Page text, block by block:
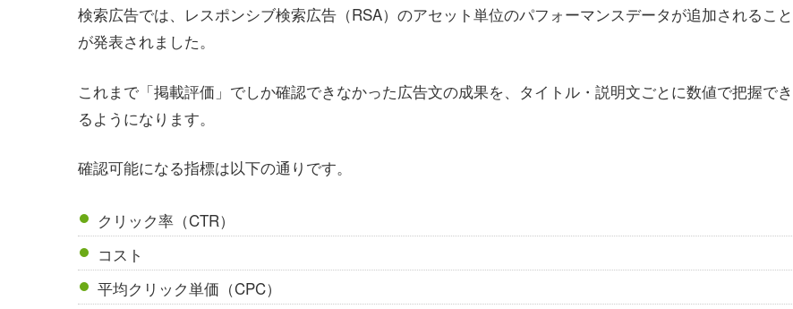
検索広告では、レスポンシブ検索広告（RSA）のアセット単位のパフォーマンスデータが追加されること
が発表されました。
これまで「掲載評価」でしか確認できなかった広告文の成果を、タイトル・説明文ごとに数値で把握でき
るようになります。
確認可能になる指標は以下の通りです。
クリック率（CTR）
コスト
平均クリック単価（CPC）